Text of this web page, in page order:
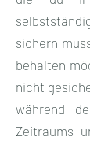
sichern
behalten
nicht
während
Zeitraums